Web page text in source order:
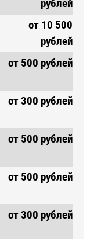
рублей
от 10 500
рублей
от 500 рублей
от 300 рублей
от 500 рублей
от 500 рублей
от 300 рублей